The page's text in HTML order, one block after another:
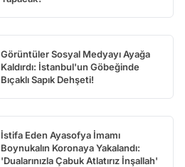
Görüntüler Sosyal Medyayı Ayağa
Kaldırdı: İstanbul'un Göbeğinde
Bıçaklı Sapık Dehşeti!
İstifa Eden Ayasofya İmamı
Boynukalın Koronaya Yakalandı:
'Dualarınızla Çabuk Atlatırız İnşallah'